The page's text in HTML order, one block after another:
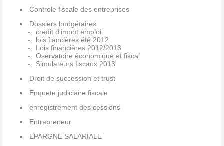
Controle fiscale des entreprises
Dossiers budgétaires
credit d'impot emploi
lois fiancières été 2012
Lois financières 2012/2013
Oservatoire économique et fiscal
Simulateurs fiscaux 2013
Droit de succession et trust
Enquete judiciaire fiscale
enregistrement des cessions
Entrepreneur
EPARGNE SALARIALE